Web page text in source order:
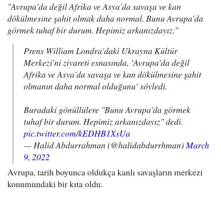
"Avrupa’da değil Afrika ve Asya'da savaşa ve kan
dökülmesine şahit olmak daha normal. Bunu Avrupa'da
görmek tuhaf bir durum. Hepimiz arkanızdayız."
Prens William Londra'daki Ukrayna Kültür
Merkezi'ni ziyareti esnasında, ‘Avrupa’da değil
Afrika ve Asya'da savaşa ve kan dökülmesine şahit
olmanın daha normal olduğunu’ söyledi.
Buradaki gönüllülere "Bunu Avrupa'da görmek
tuhaf bir durum. Hepimiz arkanızdayız" dedi.
pic.twitter.com/kEDHB1XsUa
— Halid Abdurrahman (@halidabdurrhman)March
9, 2022
Avrupa, tarih boyunca oldukça kanlı savaşların merkezi
konumundaki bir kıta oldu.